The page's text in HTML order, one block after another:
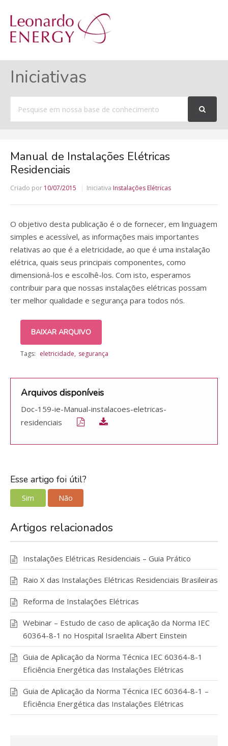
Iniciativas
por
Manual de Instalações Elétricas
Residenciais
Criado por 10/07/2015 Iniciativa Instalações Elétricas
O objetivo desta publicação é o de fornecer, em linguagem
simples e acessível, as informações mais importantes
relativas ao que é a eletricidade, ao que é uma instalação
elétrica, quais seus principais componentes, como
dimensioná-los e escolhê-los. Com isto, esperamos
contribuir para que nossas instalações elétricas possam
ter melhor qualidade e segurança para todos nós.
BAIXAR ARQUIVO
Tags: eletricidade segurança
Arquivos disponíveis
Doc-159-ie-Manual-instalacoes-eletricas-
residenciais
Esse artigo foi útil?
Sim Não
Artigos relacionados
Instalações Elétricas Residenciais – Guia Prático
Raio X das Instalações Elétricas Residenciais Brasileiras
Reforma de Instalações Elétricas
Webinar – Estudo de caso de aplicação da Norma IEC
60364-8-1 no Hospital Israelita Albert Einstein
Guia de Aplicação da Norma Técnica IEC 60364-8-1
Eficiência Energética das Instalações Elétricas
Guia de Aplicação da Norma Técnica IEC 60364-8-1 –
Eficiência Energética das Instalações Elétricas